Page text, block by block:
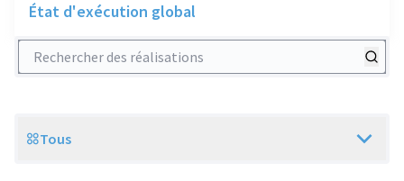
État d'exécution global
Rechercher des réalisations
Scope
Tous